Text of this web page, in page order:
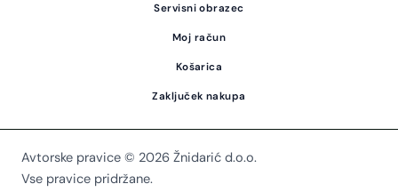
Servisni obrazec
Moj račun
Košarica
Zaključek nakupa
Avtorske pravice © 2026 Žnidarić d.o.o.
Vse pravice pridržane.